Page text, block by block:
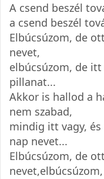
A csend beszél
a csend beszél
Elbúcsúzom, de
nevet,
elbúcsúzom, de
pillanat...
Akkor is hallod a
nem szabad,
mindig itt vagy, és
nap nevet...
Elbúcsúzom, de